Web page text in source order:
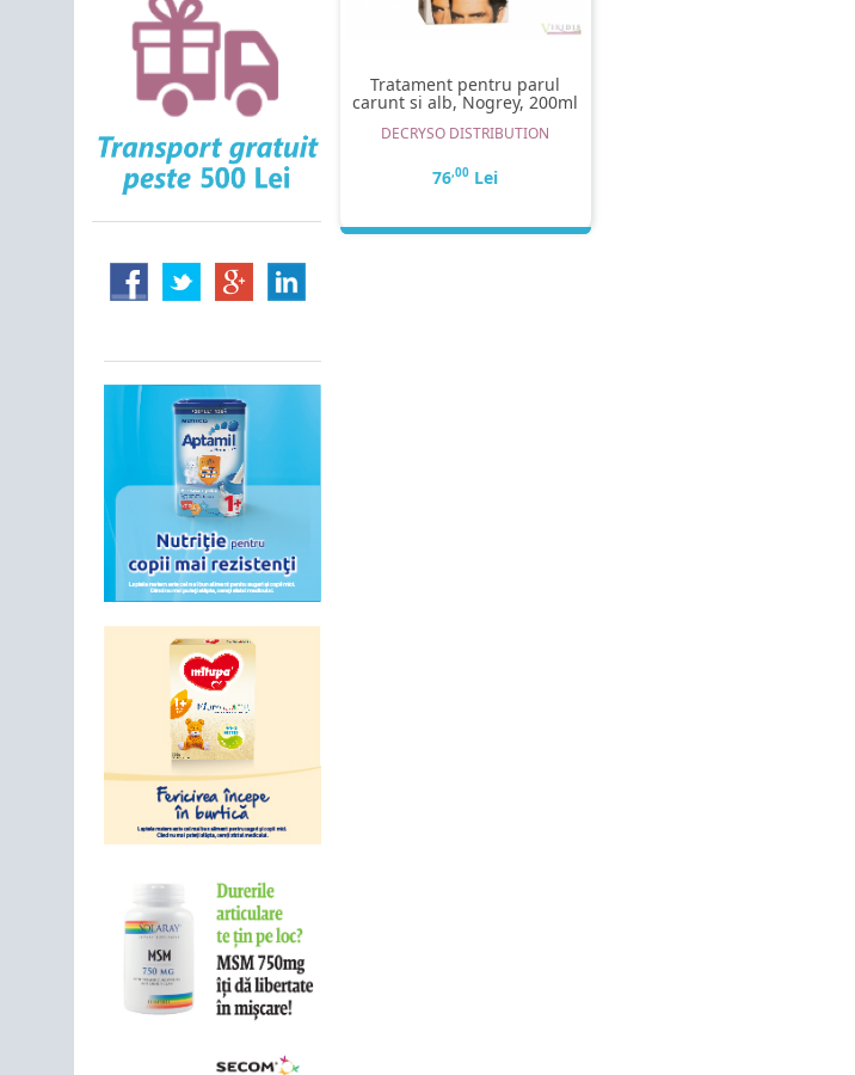
Tratament pentru parul
carunt si alb, Nogrey, 200ml
DECRYSO DISTRIBUTION
76,00 Lei